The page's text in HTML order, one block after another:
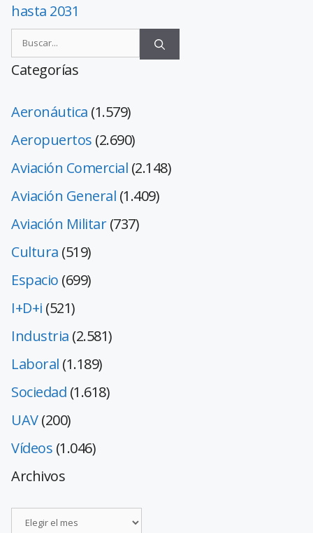
hasta 2031
Categorías
Aeronáutica (1.579)
Aeropuertos (2.690)
Aviación Comercial (2.148)
Aviación General (1.409)
Aviación Militar(737)
Cultura (519)
Espacio (699)
I+D+i (521)
Industria (2.581)
Laboral (1.189)
Sociedad (1.618)
UAV(200)
Vídeos (1.046)
Archivos